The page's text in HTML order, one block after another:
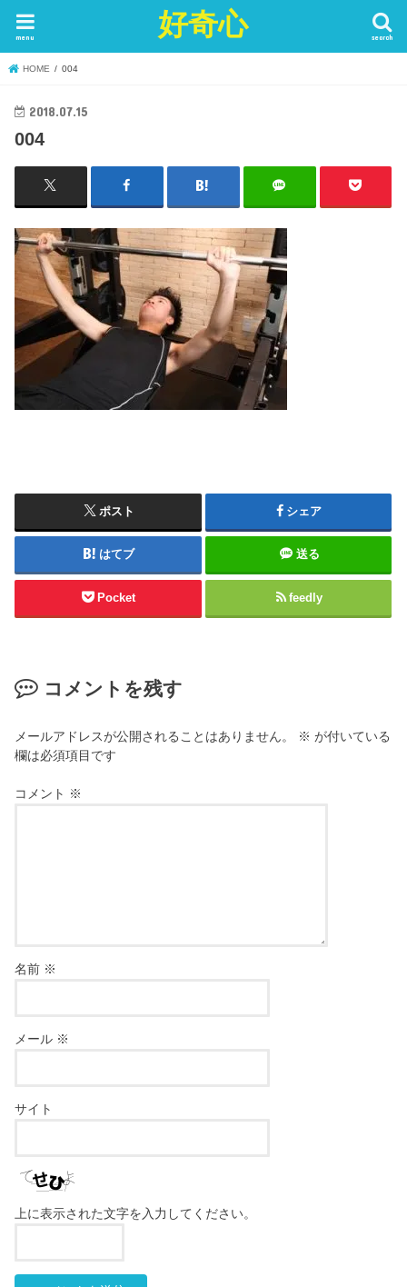
好奇心 search
menu
HOME 004
2018.07.15
004
ポスト シェア
はてブ 送る
Pocket feedly
コメントを残す
メールアドレスが公開されることはありません。 ※ が付いている
欄は必須項目です
コメント ※
名前 ※
メール ※
サイト
上に表示された文字を入力してください。